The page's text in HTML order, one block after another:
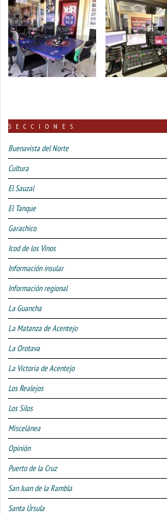
SECCIONES
Buenavista del Norte
Cultura
El Sauzal
El Tanque
Garachico
Icod de los Vinos
Información insular
Información regional
La Guancha
La Matanza de Acentejo
La Orotava
La Victoria de Acentejo
Los Realejos
Los Silos
Miscelánea
Opinión
Puerto de la Cruz
San Juan de la Rambla
Santa Úrsula